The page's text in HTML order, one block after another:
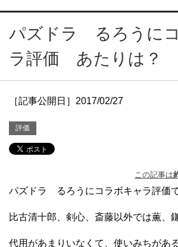
パズドラ るろうに
ラ評価 あたりは？
［記事公開日］2017/02/27
評価
この記事は
パズドラ るろうにコラボキャラ評価で
比古清十郎、剣心、斎藤以外では薫、
代用があまりいなくて、使いみちがある